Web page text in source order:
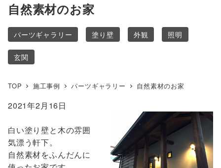
自然素材のお家
パーツギャラリー 塗り壁 外観 照明
玄関
TOP 施工事例 パーツギャラリー 自然素材のお家
2021年2月16日
白い塗り壁と木の雰囲
気漂う軒下。
自然素材をふんだんに